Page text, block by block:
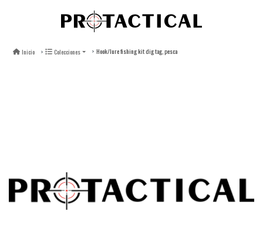
Inicio Colecciones Hook/lure fishing kit dig tag, pesca